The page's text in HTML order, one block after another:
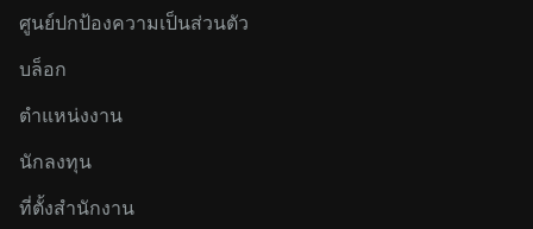
ศูนย์ปกป้องความเป็นส่วนตัว
บล็อก
ตำแหน่งงาน
นักลงทุน
ที่ตั้งสำนักงาน